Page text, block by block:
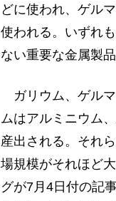
どに使われ、ゲル
使われる。いずれ
ない重要な金属製品
ガリウム、ゲル
ムはアルミニウム
産出される。それ
場規模がそれほど
グが7月4日付の記